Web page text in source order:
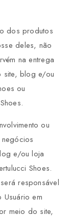
dos produtos
deles, não
na entrega
site, blog e/ou
ou
ou
e/ou loja
Shoes.
responsável
em
meio do site,